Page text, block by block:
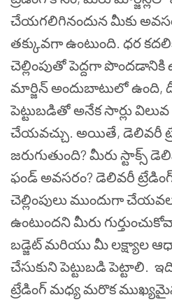
చేయగలిగినందున మీకు
తక్కువగా ఉంటుంది. ధర
చెల్లింపుతో పెద్దగా
మార్జిన్ అందుబాటులో ఉంది,
పెట్టుబడితో అనేక సార్లు
చేయవచ్చు. అయితే, డెలివరీ
జరుగుతుంది? మీరు స్టాక్స్
ఫండ్ అవసరం? డెలివరీ
చెల్లింపులు ముందుగా
ఉంటుందని మీరు
బడ్జెట్ మరియు మీ లక్ష్యాల
చేసుకుని పెట్టుబడి పెట్టాలి.
ట్రేడింగ్ మధ్య మరొక